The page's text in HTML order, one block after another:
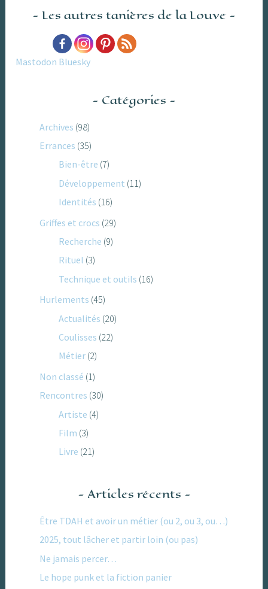
Les autres tanières de la Louve
Mastodon Bluesky
Catégories
Archives (98)
Errances (35)
Bien-être (7)
Développement (11)
Identités (16)
Griffes et crocs (29)
Recherche (9)
Rituel (3)
Technique et outils (16)
Hurlements (45)
Actualités (20)
Coulisses (22)
Métier (2)
Non classé (1)
Rencontres (30)
Artiste (4)
Film (3)
Livre (21)
Articles récents
Être TDAH et avoir un métier (ou 2, ou 3, ou…)
2025, tout lâcher et partir loin (ou pas)
Ne jamais percer…
Le hope punk et la fiction panier